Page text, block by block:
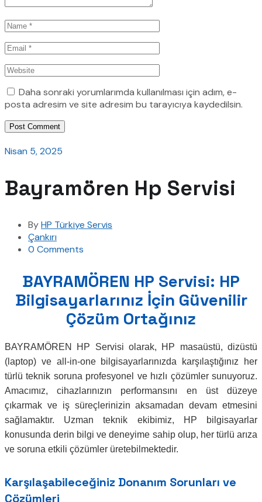
Daha sonraki yorumlarımda kullanılması için adım, e-
posta adresim ve site adresim bu tarayıcıya kaydedilsin.
Post Comment
Nisan 5, 2025
Bayramören Hp Servisi
ByHP Türkiye Servis
Çankırı
0 Comments
BAYRAMÖREN HP Servisi: HP
Bilgisayarlarınız İçin Güvenilir
Çözüm Ortağınız
BAYRAMÖREN HP Servisi olarak, HP masaüstü, dizüstü
(laptop) ve all-in-one bilgisayarlarınızda karşılaştığınız her
türlü teknik soruna profesyonel ve hızlı çözümler sunuyoruz.
Amacımız, cihazlarınızın performansını en üst düzeye
çıkarmak ve iş süreçlerinizin aksamadan devam etmesini
sağlamaktır. Uzman teknik ekibimiz, HP bilgisayarlar
konusunda derin bilgi ve deneyime sahip olup, her türlü arıza
ve soruna etkili çözümler üretebilmektedir.
Karşılaşabileceğiniz Donanım Sorunları ve
Çözümleri